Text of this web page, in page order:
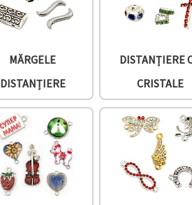
MĂRGELE
DISTANȚIERE
DISTANȚIERE
CRISTALE